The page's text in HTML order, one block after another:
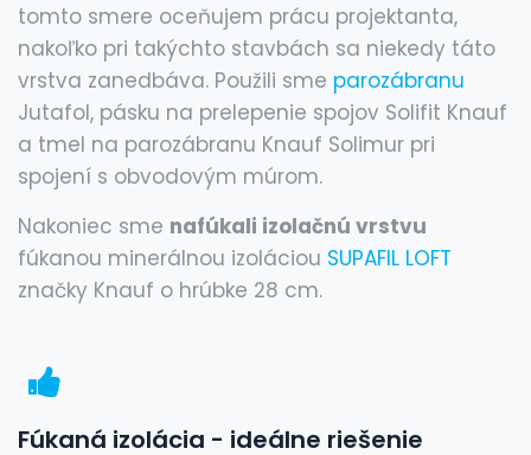
tomto smere oceňujem prácu projektanta,
nakoľko pri takýchto stavbách sa niekedy táto
vrstva zanedbáva. Použili sme parozábranu
Jutafol, pásku na prelepenie spojov Solifit Knauf
a tmel na parozábranu Knauf Solimur pri
spojení s obvodovým múrom.
Nakoniec sme nafúkali izolačnú vrstvu
fúkanou minerálnou izoláciou SUPAFIL LOFT
značky Knauf o hrúbke 28 cm.
Fúkaná izolácia - ideálne riešenie